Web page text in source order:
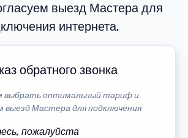
выезд Мастера для
интернета.
обратного звонка
выбрать оптимальный тариф и
выезд Мастера для подключения
пожалуйста